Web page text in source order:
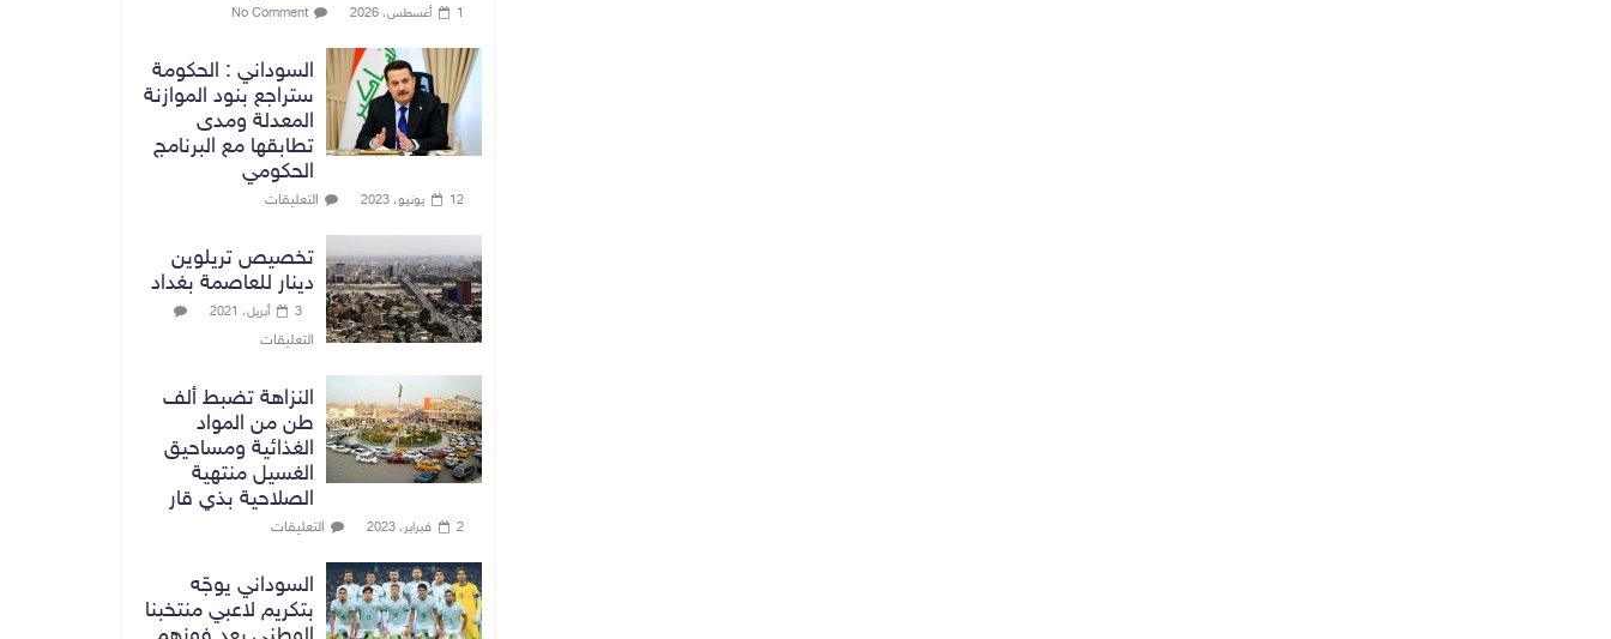
1 أغسطس، 2026 No Comment
السوداني : الحكومة
ستراجع بنود الموازنة
المعدلة ومدى
تطابقها مع البرنامج
الحكومي
12 يونيو، 2023 التعليقات
تخصيص تريلوين
دينار للعاصمة بغداد
3 أبريل، 2021
التعليقات
النزاهة تضبط ألف
طن من المواد
الغذائية ومساحيق
الغسيل منتهية
الصلاحية بذي قار
2 فبراير، 2023 التعليقات
السوداني يوجّه
بتكريم لاعبي منتخبنا